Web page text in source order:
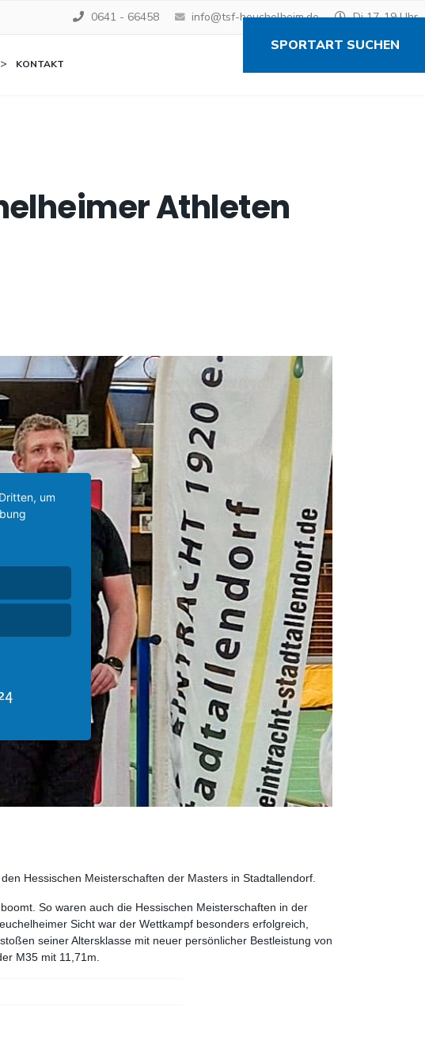
0641 - 66458 info@tsf-heuchelheim.de Di 17-19 Uhr
SPORTART SUCHEN
KONTAKT
Athleten
Hessischen Meisterschaften der Masters in Stadtallendorf.
So waren auch die Hessischen Meisterschaften in der
Sicht war der Wettkampf besonders erfolgreich,
seiner Altersklasse mit neuer persönlicher Bestleistung von
M35 mit 11,71m.
um